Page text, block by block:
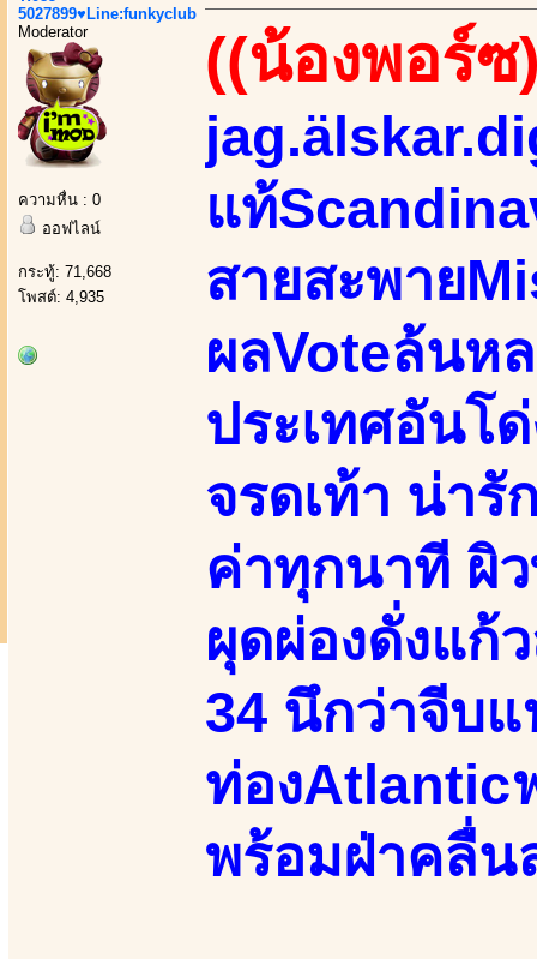
5027899♥Line:funkyclub
Moderator
ความหื่น : 0
ออฟไลน์
กระทู้: 71,668
โพสต์: 4,935
((น้องพอร์ซ
แท้
สายสะพาย
ผลVoteล้นห
ประเทศอันโ
จรดเท้า น่ารั
ค่าทุกนาที ผิ
ผุดผ่องดั่งแก้
34 นึกว่าจีบแ
ท่องAtlantic
พร้อมฝ่าคลื่น